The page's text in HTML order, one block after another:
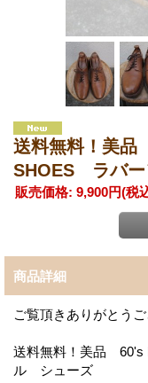
送料無料！美
SHOES ラバ
販売価格: 9,900円(税
商品詳細
ご覧頂きありがとうご
送料無料！美品 60's
ル シューズ